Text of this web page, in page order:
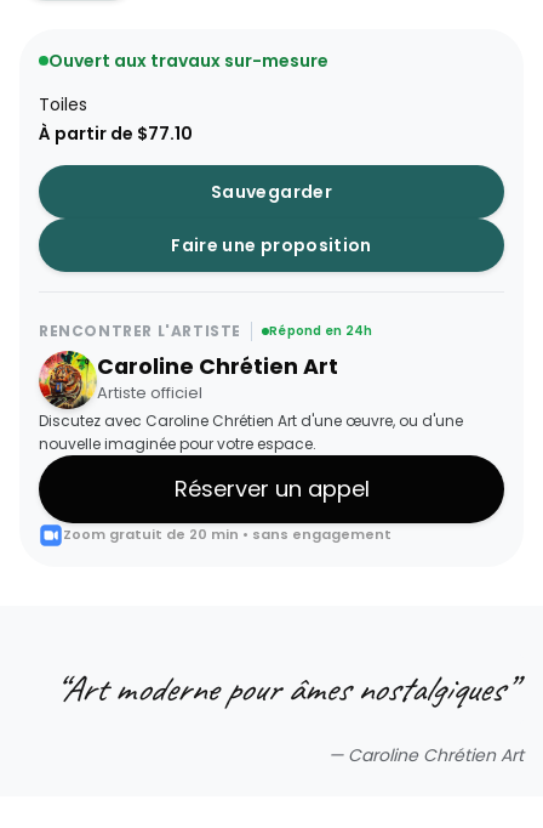
Ouvert aux travaux sur-mesure
Toiles
À partir de $77.10
Sauvegarder
Faire une proposition
RENCONTRER L'ARTISTE Répond en 24h
Caroline Chrétien Art
Artiste officiel
Discutez avec Caroline Chrétien Art d'une œuvre, ou d'une
nouvelle imaginée pour votre espace.
Réserver un appel
Zoom gratuit de 20 min • sans engagement
Art moderne pour âmes nostalgiques”
— Caroline Chrétien Art